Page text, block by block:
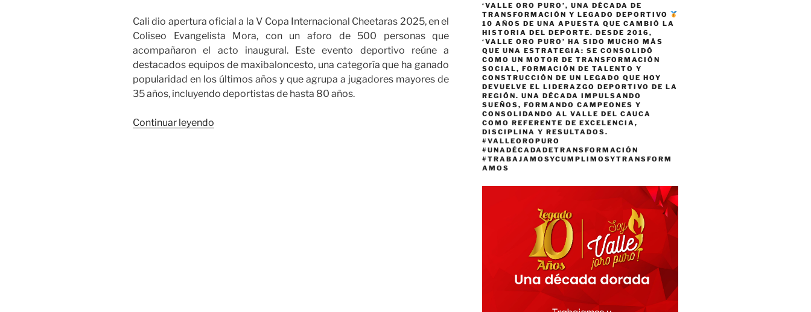
Cali dio apertura oficial a la V Copa Internacional Cheetaras 2025, en el
Coliseo Evangelista Mora, con un aforo de 500 personas que
acompañaron el acto inaugural. Este evento deportivo reúne a
destacados equipos de maxibaloncesto, una categoría que ha ganado
popularidad en los últimos años y que agrupa a jugadores mayores de
35 años, incluyendo deportistas de hasta 80 años.
Continuar leyendo
‘VALLE ORO PURO’, UNA DÉCADA DE
TRANSFORMACIÓN Y LEGADO DEPORTIVO
10 AÑOS DE UNA APUESTA QUE CAMBIÓ LA
HISTORIA DEL DEPORTE. DESDE 2016,
‘VALLE ORO PURO’ HA SIDO MUCHO MÁS
QUE UNA ESTRATEGIA: SE CONSOLIDÓ
COMO UN MOTOR DE TRANSFORMACIÓN
SOCIAL, FORMACIÓN DE TALENTO Y
CONSTRUCCIÓN DE UN LEGADO QUE HOY
DEVUELVE EL LIDERAZGO DEPORTIVO DE LA
REGIÓN. UNA DÉCADA IMPULSANDO
SUEÑOS, FORMANDO CAMPEONES Y
CONSOLIDANDO AL VALLE DEL CAUCA
COMO REFERENTE DE EXCELENCIA,
DISCIPLINA Y RESULTADOS.
#VALLEOROPURO
#UNADÉCADADETRANSFORMACIÓN
#TRABAJAMOSYCUMPLIMOSYTRANSFORM
AMOS